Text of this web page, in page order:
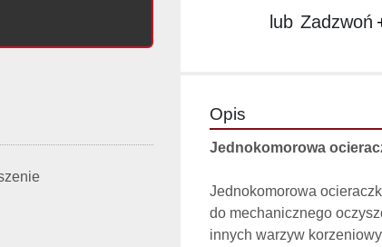
lub Zadzwoń
Opis
Jednokomorowa
Jednokomorowa
do mechanicznego
innych warzyw